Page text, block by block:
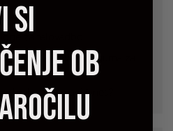
visokokakovostna guma za
za domači fitnes?
si
ob